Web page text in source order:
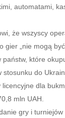
automatami,
że ​​wszyscy
gier „nie mogą
państw, które
stosunku do
licencyjne dla
mln UAH.
gry i turniejów